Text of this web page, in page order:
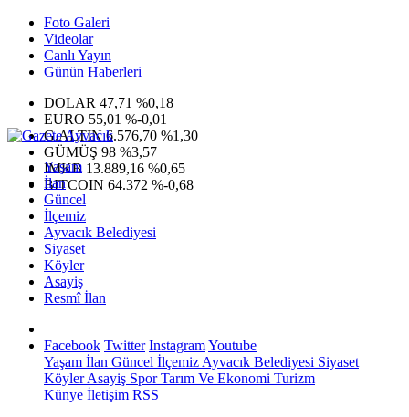
Foto Galeri
Videolar
Canlı Yayın
Günün Haberleri
DOLAR 47,71 %0,18
EURO 55,01 %-0,01
G.ALTIN6.576,70 %1,30
GÜMÜŞ 98 %3,57
IMKB 13.889,16 %0,65
BITCOIN 64.372 %-0,68
Yaşam
İlan
Güncel
İlçemiz
Ayvacık Belediyesi
Siyaset
Köyler
Asayiş
Resmî İlan
Facebook Twitter InstagramYoutube
Yaşam İlan Güncel İlçemiz Ayvacık Belediyesi Siyaset
KöylerAsayiş SporTarım Ve Ekonomi Turizm
Künye İletişim RSS